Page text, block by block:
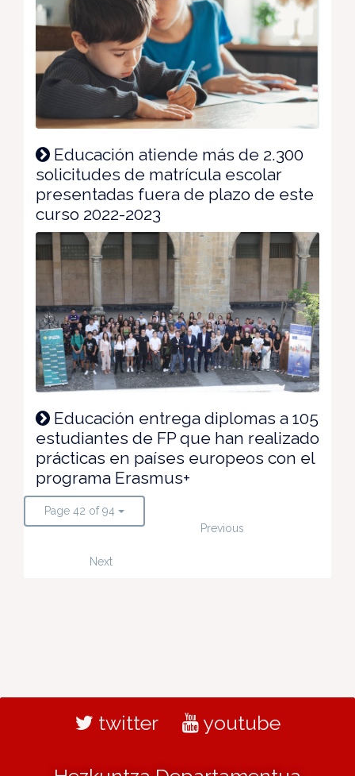
Educación atiende más de 2.300
solicitudes de matrícula escolar
presentadas fuera de plazo de este
curso 2022-2023
Educación entrega diplomas a 105
estudiantes de FP que han realizado
prácticas en países europeos con el
programa Erasmus+
Page 42 of 94
Previous
Next
twitter youtube